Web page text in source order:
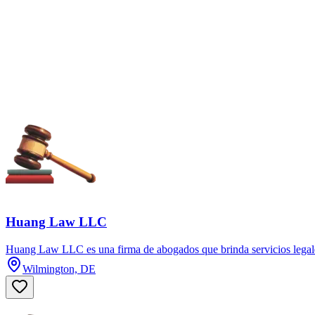
Huang Law LLC
Huang Law LLC es una firma de abogados que brinda servicios
Wilmington, DE